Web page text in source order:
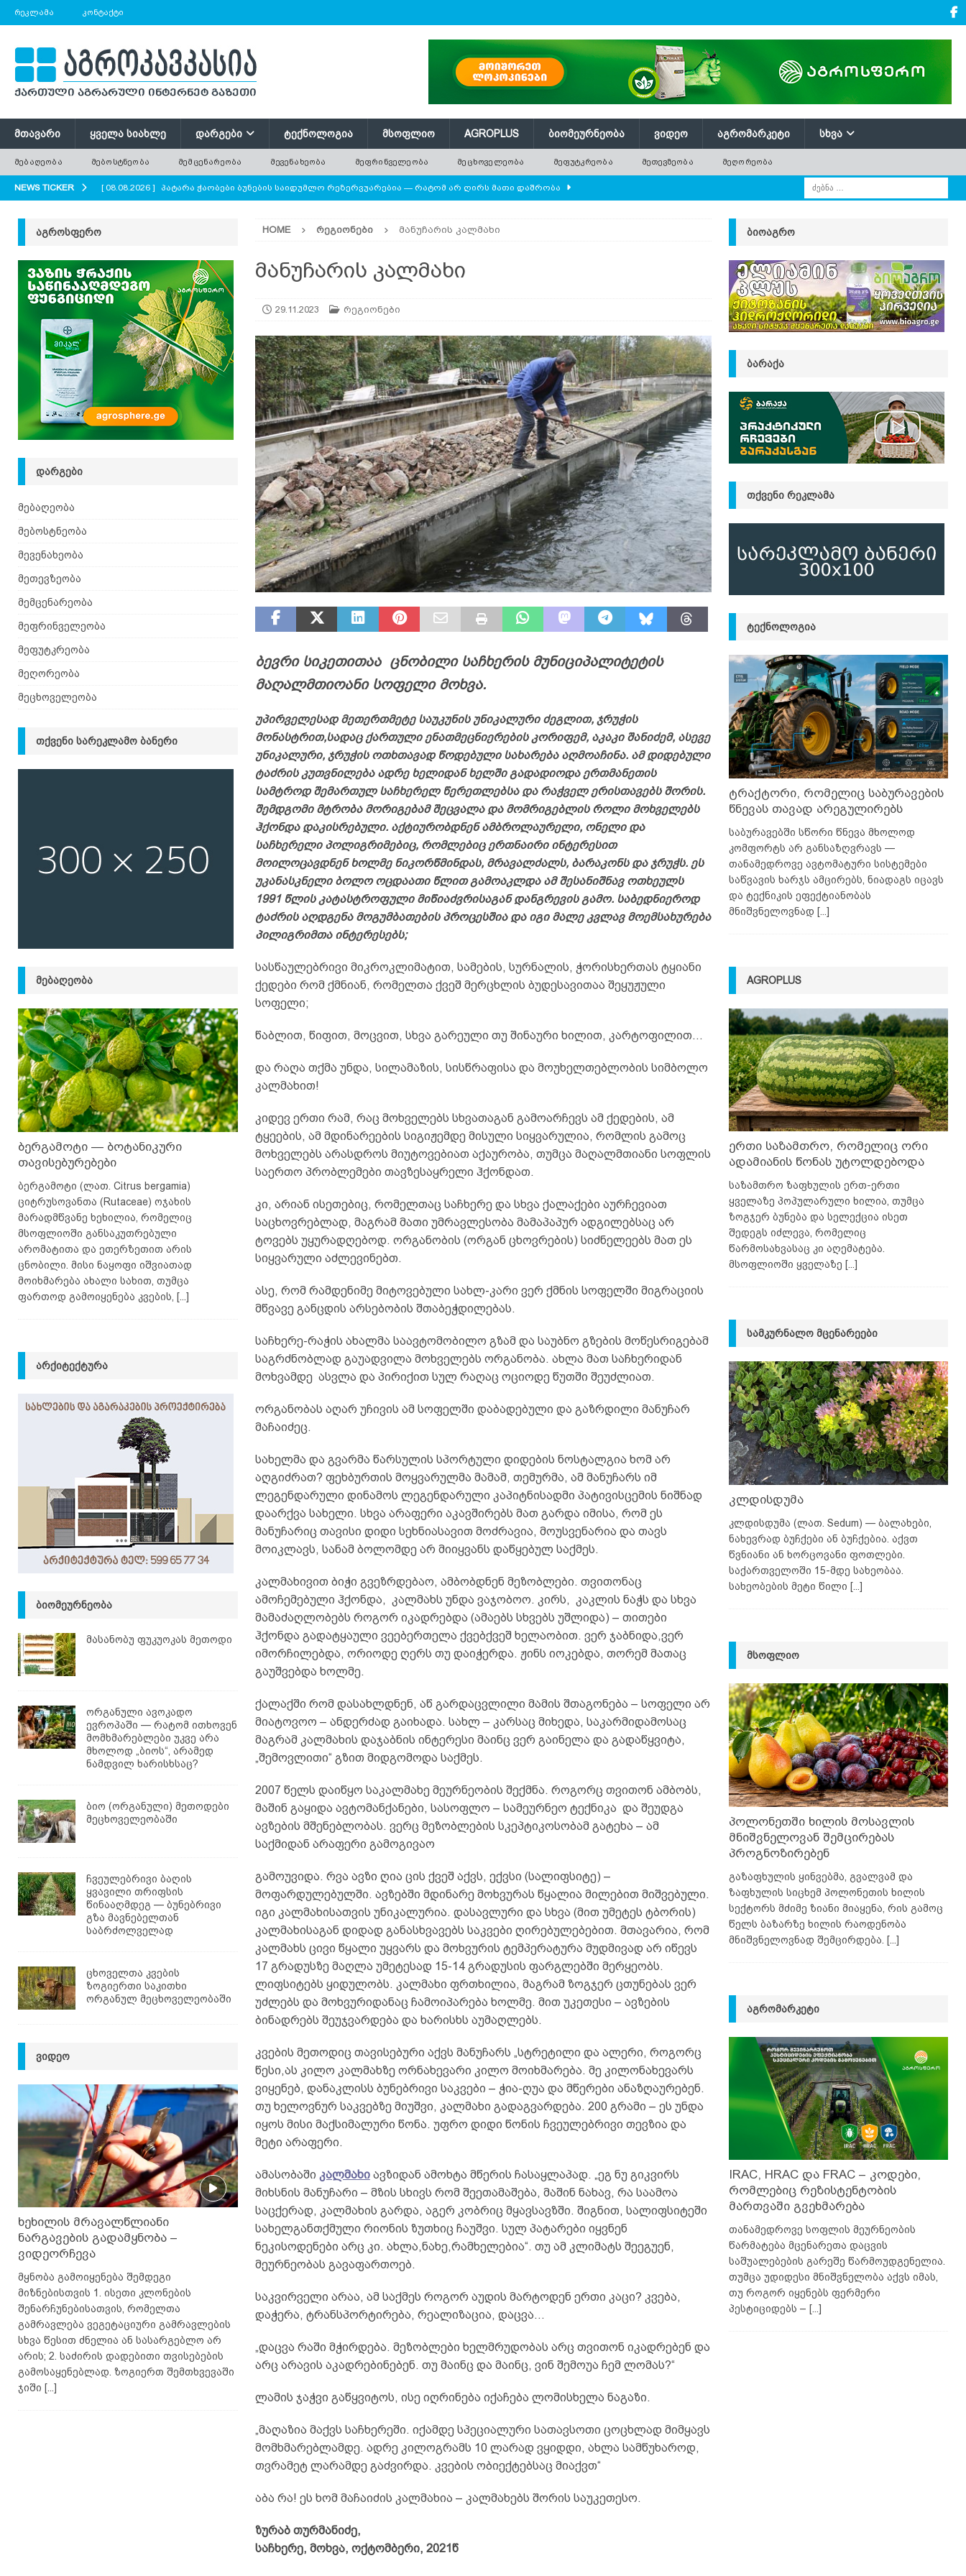
ᲠᲔᲙᲚᲐᲛᲐ ᲙᲝᲜᲢᲐᲥᲢᲘ
ᲛᲗᲐᲕᲐᲠᲘ ᲧᲕᲔᲚᲐ ᲡᲘᲐᲮᲚᲔ ᲓᲐᲠᲒᲔᲑᲘ ᲢᲔᲥᲜᲝᲚᲝᲒᲘᲐ ᲛᲡᲝᲤᲚᲘᲝ AGROPLUS ᲑᲘᲝᲛᲔᲣᲠᲜᲔᲝᲑᲐ ᲕᲘᲓᲔᲝ ᲐᲒᲠᲝᲛᲐᲠᲙᲔᲢᲘ ᲡᲮᲕᲐ
ᲛᲔᲑᲐᲦᲔᲝᲑᲐ ᲛᲔᲑᲝᲡᲢᲜᲔᲝᲑᲐ ᲛᲔᲛᲪᲔᲜᲐᲠᲔᲝᲑᲐ ᲛᲔᲕᲔᲜᲐᲮᲔᲝᲑᲐ ᲛᲔᲤᲠᲘᲜᲕᲔᲚᲔᲝᲑᲐ ᲛᲔᲪᲮᲝᲕᲔᲚᲔᲝᲑᲐ ᲛᲔᲤᲣᲢᲙᲠᲔᲝᲑᲐ ᲛᲔᲗᲔᲕᲖᲔᲝᲑᲐ ᲛᲔᲦᲝᲠᲔᲝᲑᲐ
NEWS TICKER [ 08.08.2026 ] პატარა ჭაობები ბუნების საიდუმლო რეზერვუარებია — რატომ არ ღირს მათი დაშრობა
ერთი საზამთრო, რომელიც ორი ადამიანის წონას უტოლდებოდა
[ 08.08.2026 ] რა უნდა გავითვალისწინოთ ციცრის მოშენების დროს ᲛᲔᲤᲠᲘᲜᲕᲔᲚᲔᲝᲑᲐ
[ 08.08.2026 ] მინდვრის პატარა ყვავილები დიდი ეკოსისტემის საფუძველია — რატომ ქრება ველური
ყვავილოვანი მდელოები? AGROPLUS
[ 08.08.2026 ] ზაანენური ჯიშის თხა შვეიცარიიდან ᲛᲔᲪᲮᲝᲕᲔᲚᲔᲝᲑᲐ
HOME ᲠᲔᲒᲘᲝᲜᲔᲑᲘ მანუჩარის კალმახი
მანუჩარის კალმახი
29.11.2023 რეგიონები
ბევრი სიკეთითაა ცნობილი საჩხერის მუნიციპალიტეტის
მაღალმთიოანი სოფელი მოხვა.
უპირველესად მეთერთმეტე საუკუნის უნიკალური ძეგლით, ჯრუჭის
მონასტრით,სადაც ქართული ენათმეცნიერების კორიფემ, აკაკი შანიძემ, ასევე
უნიკალური, ჯრუჭის ოთხთავად წოდებული სახარება აღმოაჩინა. ამ დიდებული
ტაძრის კუთვნილება ადრე ხელიდან ხელში გადადიოდა ერთმანეთის
სამტროდ შემართულ საჩხერელ წერეთლებსა და რაჭველ ერისთავებს შორის.
შემდგომი მტრობა მორიგებამ შეცვალა და მომრიგებლის როლი მოხველებს
ჰქონდა დაკისრებული. აქტიურობდნენ ამბროლაურელი, ონელი და
საჩხერელი პოლიგრიმებიც, რომლებიც ერთნაირი ინტერესით
მოილოცავდნენ ხოლმე ნიკორწმინდას, მრავალძალს, ბარაკონს და ჯრუჭს. ეს
უკანასკნელი ბოლო ოცდაათი წლით გამოაკლდა ამ შესანიშნავ ოთხეულს
1991 წლის კატასტროფული მიწიაძვრისაგან დანგრევის გამო. საბედნიეროდ
ტაძრის აღდგენა მოგუმბათების პროცესშია და იგი მალე კვლავ მოემსახურება
პილიგრიმთა ინტერესებს;
სასწაულებრივი მიკროკლიმატით, სამების, სურნალის, ჭორისხერთას ტყიანი
ქედები რომ ქმნიან, რომელთა ქვეშ მერცხლის ბუდესავითაა შეყუჟული
სოფელი;
წაბლით, წიფით, მოცვით, სხვა გარეული თუ შინაური ხილით, კარტოფილით…
და რაღა თქმა უნდა, სილამაზის, სისწრაფისა და მოუხელთებლობის სიმბოლო
კალმახით!
კიდევ ერთი რამ, რაც მოხველებს სხვათაგან გამოარჩევს ამ ქედების, ამ
ტყეების, ამ მდინარეების სიგიჟემდე მისული სიყვარულია, რომლის გამოც
მოხველებს არასდროს მიუტოვებიათ აქაურობა, თუმცა მაღალმთიანი სოფლის
საერთო პრობლემები თავზესაყრელი ჰქონდათ.
კი, არიან ისეთებიც, რომელთაც საჩხერე და სხვა ქალაქები აურჩევიათ
საცხოვრებლად, მაგრამ მათი უმრავლესობა მამაპაპურ ადგილებსაც არ
ტოვებს უყურადღებოდ. ორგანობის (ორგან ცხოვრების) სიძნელეებს მათ ეს
სიყვარული აძლევინებთ.
ასე, რომ რამდენიმე მიტოვებული სახლ-კარი ვერ ქმნის სოფელში მიგრაციის
მწვავე განცდის არსებობის შთაბეჭდილებას.
საჩხერე-რაჭის ახალმა საავტომობილო გზამ და საუბნო გზების მოწესრიგებამ
საგრძნობლად გაუადვილა მოხველებს ორგანობა. ახლა მათ საჩხერიდან
მოხვამდე ასვლა და პირიქით სულ რაღაც ოციოდე წუთში შეუძლიათ.
ორგანობას აღარ უჩივის ამ სოფელში დაბადებული და გაზრდილი მანუჩარ
მაჩაიძეც.
სახელმა და გვარმა წარსულის სპორტული დიდების ნოსტალგია ხომ არ
აღგიძრათ? ფეხბურთის მოყვარულმა მამამ, თემურმა, ამ მანუჩარს იმ
ლეგენდარული დინამოს ლეგენდარული კაპიტნისადმი პატივისცემის ნიშნად
დაარქვა სახელი. სხვა არაფერი აკავშირებს მათ გარდა იმისა, რომ ეს
მანუჩარიც თავისი დიდი სეხნიასავით მოძრავია, მოუსვენარია და თავს
მოიკლავს, სანამ ბოლომდე არ მიიყვანს დაწყებულ საქმეს.
კალმახივით ბიჭი გვეზრდებაო, ამბობდნენ მეზობლები. თვითონაც
ამოჩემებული ჰქონდა, კალმახს უნდა ვაჯობოო. კირს, კაკლის ნაჭს და სხვა
მამაძაღლობებს როგორ იკადრებდა (ამაებს სხვებს უშლიდა) – თითები
ჰქონდა გადატყაული ვეებერთელა ქვებქვეშ ხელაობით. ვერ ჯაბნიდა,ვერ
იმორჩილებდა, ორიოდე ღერს თუ დაიჭერდა. ჟინს იოკებდა, თორემ მათაც
გაუშვებდა ხოლმე.
ქალაქში რომ დასახლდნენ, აწ გარდაცვლილი მამის შთაგონება – სოფელი არ
მიატოვოო – ანდერძად გაიხადა. სახლ – კარსაც მიხედა, საკარმიდამოსაც
მაგრამ კალმახის დაჯაბნის ინტერესი მაინც ვერ გაინელა და გადაწყვიტა,
„შემოვლითი“ გზით მიდგომოდა საქმეს.
2007 წელს დაიწყო საკალმახე მეურნეობის შექმნა. როგორც თვითონ ამბობს,
მაშინ გაყიდა ავტომანქანები, სასოფლო – სამეურნეო ტექნიკა და შეუდგა
ავზების მშენებლობას. ვერც მეზობლების სკეპტიკოსობამ გატეხა – ამ
საქმიდან არაფერი გამოგივაო
გამოუვიდა. რვა ავზი ღია ცის ქვეშ აქვს, ექვსი (სალიფსიტე) –
მოფარდულებულში. ავზებში მდინარე მოხვურას წყალია მილებით მიშვებული.
იგი კალმახისათვის უნიკალურია. დასავლური და სხვა (მით უმეტეს ტბორის)
კალმახისაგან დიდად განასხვავებს საკვები ღირებულებებით. მთავარია, რომ
კალმახს ცივი წყალი უყვარს და მოხვურის ტემპერატურა მუდმივად არ იწევს
17 გრადუსზე მაღლა უმეტესად 15-14 გრადუსის ფარგლებში მერყეობს.
ლიფსიტებს ყიდულობს. კალმახი ფრთხილია, მაგრამ ზოგჯერ ცთუნებას ვერ
უძლებს და მოხვურიდანაც ჩამოიპარება ხოლმე. მით უკეთესი – ავზების
ბინადრებს შეუჯვარდება და ხარისხს აუმაღლებს.
კვების მეთოდიც თავისებური აქვს მანუჩარს „სტრეტილი და ალერი, როგორც
წესი,ას კილო კალმახზე ორნახევარი კილო მოიხმარება. მე კილონახევარს
ვიყენებ, დანაკლისს ბუნებრივი საკვები – ჭია-ღუა და მწერები ანაზღაურებენ.
თუ ხელოვნურ საკვებზე მიუშვი, კალმახი გადაგვარდება. 200 გრამი – ეს უნდა
იყოს მისი მაქსიმალური წონა. უფრო დიდი წონის ჩვეულებრივი თევზია და
მეტი არაფერი.
ამასობაში კალმახიავზიდან ამოხტა მწერის ჩასაყლაპად. „ეგ ნუ გიკვირს
მიხსნის მანუჩარი – მზის სხივს რომ შეეთამაშება, მაშინ ნახავ, რა საამოა
საცქერად, კალმახის გარდა, აგერ კობრიც მყავსავზში. შიგნით, სალიფსიტეში
სახელგანთქმული რიონის ზუთხიც ჩაუშვი. სულ პატარები იყვნენ
ნეკისოდენები არც კი. ახლა,ნახე,რამხელებია“. თუ ამ კლიმატს შეეგუენ,
მეურნეობას გავაფართოებ.
საკვირველი არაა, ამ საქმეს როგორ აუდის მარტოდენ ერთი კაცი? კვება,
დაჭერა, ტრანსპორტირება, რეალიზაცია, დაცვა…
„დაცვა რაში მჭირდება. მეზობლები ხელმრუდობას არც თვითონ იკადრებენ და
არც არავის აკადრებინებენ. თუ მაინც და მაინც, ვინ შემოუა ჩემ ლომას?“
ლამის ჯაჭვი გაწყვიტოს, ისე იღრინება იქაჩება ლომისხელა ნაგაზი.
„მაღაზია მაქვს საჩხერეში. იქამდე სპეციალური სათავსოთი ცოცხლად მიმყავს
მომხმარებლამდე. ადრე კილოგრამს 10 ლარად ვყიდდი, ახლა სამწუხაროდ,
თვრამეტ ლარამდე გაძვირდა. კვების ობიექტებსაც მიაქვთ“
აბა რა! ეს ხომ მაჩაიძის კალმახია – კალმახებს შორის საუკეთესო.
ზურაბ თურმანიძე,
საჩხერე, მოხვა, ოქტომბერი, 2021წ
ᲐᲒᲠᲝᲡᲤᲔᲠᲝ
ᲓᲐᲠᲒᲔᲑᲘ
მებაღეობა
მებოსტნეობა
მევენახეობა
მეთევზეობა
მემცენარეობა
მეფრინველეობა
მეფუტკრეობა
მეღორეობა
მეცხოველეობა
ᲗᲥᲕᲔᲜᲘ ᲡᲐᲠᲔᲙᲚᲐᲛᲝ ᲑᲐᲜᲔᲠᲘ
ᲛᲔᲑᲐᲦᲔᲝᲑᲐ
ბერგამოტი — ბოტანიკური
თავისებურებები
ბერგამოტი (ლათ. Citrus bergamia)
ციტრუსოვანთა (Rutaceae) ოჯახის
მარადმწვანე ხეხილია, რომელიც
მსოფლიოში განსაკუთრებული
არომატითა და ეთერზეთით არის
ცნობილი. მისი ნაყოფი იშვიათად
მოიხმარება ახალი სახით, თუმცა
ფართოდ გამოიყენება კვების,
[...]
ᲐᲠᲥᲘᲢᲔᲥᲢᲣᲠᲐ
ᲑᲘᲝᲛᲔᲣᲠᲜᲔᲝᲑᲐ
მასანობუ ფუკუოკას მეთოდი
ორგანული ავოკადო
ევროპაში — რატომ ითხოვენ
მომხმარებლები უკვე არა
მხოლოდ „ბიოს“, არამედ
ნამდვილ ხარისხსაც?
ბიო (ორგანული) მეთოდები
მეცხოველეობაში
ჩვეულებრივი ბაღის
ყვავილი თრიფსის
წინააღმდეგ — ბუნებრივი
გზა მავნებელთან
საბრძოლველად
ცხოველთა კვების
ზოგიერთი საკითხი
ორგანულ მეცხოველეობაში
ᲕᲘᲓᲔᲝ
ხეხილის მრავალწლიანი
ნარგავების გადამყნობა –
ვიდეორჩევა
მყნობა გამოიყენება შემდეგი
მიზნებისთვის 1. ისეთი კლონების
შენარჩუნებისათვის, რომელთა
გამრავლება ვეგეტაციური გამრავლების
სხვა წესით ძნელია ან სასარგებლო არ
არის; 2. საძირის დადებითი თვისებების
გამოსაყენებლად. ზოგიერთ შემთხვევაში
ჯიში [...]
ᲑᲘᲝᲐᲒᲠᲝ
ᲑᲐᲠᲐᲥᲐ
ᲗᲥᲕᲔᲜᲘ ᲠᲔᲙᲚᲐᲛᲐ
ᲢᲔᲥᲜᲝᲚᲝᲒᲘᲐ
ტრაქტორი, რომელიც საბურავების
წნევას თავად არეგულირებს
საბურავებში სწორი წნევა მხოლოდ
კომფორტს არ განსაზღვრავს —
თანამედროვე ავტომატური სისტემები
საწვავის ხარჯს ამცირებს, ნიადაგს იცავს
და ტექნიკის ეფექტიანობას
მნიშვნელოვნად [...]
AGROPLUS
ერთი საზამთრო, რომელიც ორი
ადამიანის წონას უტოლდებოდა
საზამთრო ზაფხულის ერთ-ერთი
ყველაზე პოპულარული ხილია, თუმცა
ზოგჯერ ბუნება და სელექცია ისეთ
შედეგს იძლევა, რომელიც
წარმოსახვასაც კი აღემატება.
მსოფლიოში ყველაზე [...]
ᲡᲐᲛᲙᲣᲠᲜᲐᲚᲝ ᲛᲪᲔᲜᲐᲠᲔᲔᲑᲘ
კლდისდუმა
კლდისდუმა (ლათ. Sedum) — ბალახები,
ნახევრად ბუჩქები ან ბუჩქებია. აქვთ
წვნიანი ან ხორცოვანი ფოთლები.
საქართველოში 15-მდე სახეობაა.
სახეობების მეტი წილი [...]
ᲛᲡᲝᲤᲚᲘᲝ
პოლონეთში ხილის მოსავლის
მნიშვნელოვან შემცირებას
პროგნოზირებენ
გაზაფხულის ყინვებმა, გვალვამ და
ზაფხულის სიცხემ პოლონეთის ხილის
სექტორს მძიმე ზიანი მიაყენა, რის გამოც
წელს ბაზარზე ხილის რაოდენობა
მნიშვნელოვნად შემცირდება. [...]
ᲐᲒᲠᲝᲛᲐᲠᲙᲔᲢᲘ
IRAC, HRAC და FRAC – კოდები,
რომლებიც რეზისტენტობის
მართვაში გვეხმარება
თანამედროვე სოფლის მეურნეობის
წარმატება მცენარეთა დაცვის
საშუალებების გარეშე წარმოუდგენელია.
თუმცა უდიდესი მნიშვნელობა აქვს იმას,
თუ როგორ იყენებს ფერმერი
პესტიციდებს – [...]